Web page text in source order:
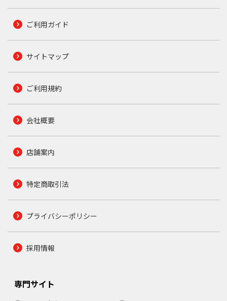
ご利用ガイド
サイトマップ
ご利用規約
会社概要
店舗案内
特定商取引法
プライバシーポリシー
採用情報
専門サイト